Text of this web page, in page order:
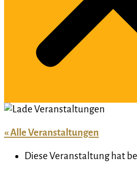
« Alle Veranstaltungen
Diese Veranstaltung hat